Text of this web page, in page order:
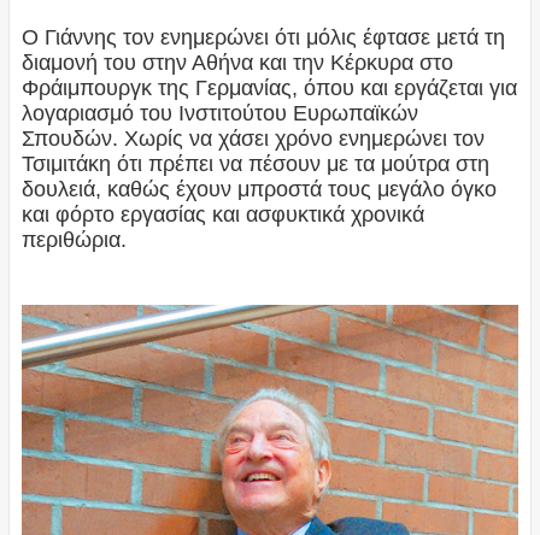
Ο Γιάννης τον ενημερώνει ότι μόλις έφτασε μετά τη
διαμονή του στην Αθήνα και την Κέρκυρα στο
Φράιμπουργκ της Γερμανίας, όπου και εργάζεται για
λογαριασμό του Ινστιτούτου Ευρωπαϊκών
Σπουδών. Χωρίς να χάσει χρόνο ενημερώνει τον
Τσιμιτάκη ότι πρέπει να πέσουν με τα μούτρα στη
δουλειά, καθώς έχουν μπροστά τους μεγάλο όγκο
και φόρτο εργασίας και ασφυκτικά χρονικά
περιθώρια.